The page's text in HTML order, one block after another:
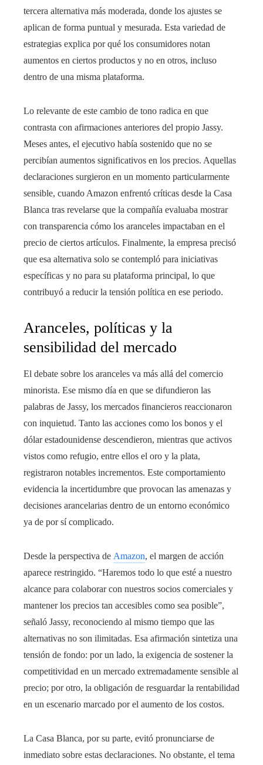
tercera alternativa más moderada, donde los ajustes se
aplican de forma puntual y mesurada. Esta variedad de
estrategias explica por qué los consumidores notan
aumentos en ciertos productos y no en otros, incluso
dentro de una misma plataforma.
Lo relevante de este cambio de tono radica en que
contrasta con afirmaciones anteriores del propio Jassy.
Meses antes, el ejecutivo había sostenido que no se
percibían aumentos significativos en los precios. Aquellas
declaraciones surgieron en un momento particularmente
sensible, cuando Amazon enfrentó críticas desde la Casa
Blanca tras revelarse que la compañía evaluaba mostrar
con transparencia cómo los aranceles impactaban en el
precio de ciertos artículos. Finalmente, la empresa precisó
que esa alternativa solo se contempló para iniciativas
específicas y no para su plataforma principal, lo que
contribuyó a reducir la tensión política en ese periodo.
Aranceles, políticas y la
sensibilidad del mercado
El debate sobre los aranceles va más allá del comercio
minorista. Ese mismo día en que se difundieron las
palabras de Jassy, los mercados financieros reaccionaron
con inquietud. Tanto las acciones como los bonos y el
dólar estadounidense descendieron, mientras que activos
vistos como refugio, entre ellos el oro y la plata,
registraron notables incrementos. Este comportamiento
evidencia la incertidumbre que provocan las amenazas y
decisiones arancelarias dentro de un entorno económico
ya de por sí complicado.
Desde la perspectiva de Amazon, el margen de acción
aparece restringido. “Haremos todo lo que esté a nuestro
alcance para colaborar con nuestros socios comerciales y
mantener los precios tan accesibles como sea posible”,
señaló Jassy, reconociendo al mismo tiempo que las
alternativas no son ilimitadas. Esa afirmación sintetiza una
tensión de fondo: por un lado, la exigencia de sostener la
competitividad en un mercado extremadamente sensible al
precio; por otro, la obligación de resguardar la rentabilidad
en un escenario marcado por el aumento de los costos.
La Casa Blanca, por su parte, evitó pronunciarse de
inmediato sobre estas declaraciones. No obstante, el tema